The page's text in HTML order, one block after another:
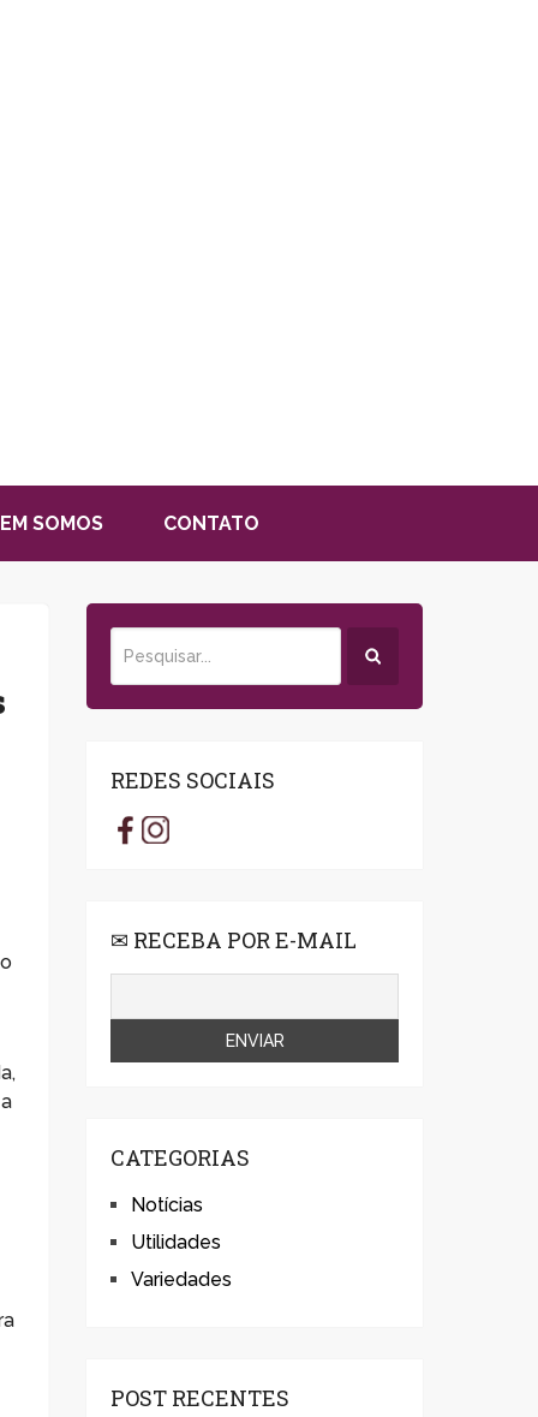
SOMOS CONTATO
REDES SOCIAIS
✉ RECEBA POR E-MAIL
CATEGORIAS
Notícias
Utilidades
Variedades
POST RECENTES